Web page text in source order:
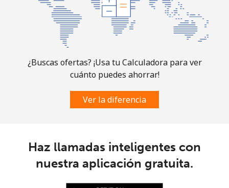
¿Buscas ofertas? ¡Usa tu Calculadora para ver
cuánto puedes ahorrar!
Ver la diferencia
Haz llamadas inteligentes con
nuestra aplicación gratuita.